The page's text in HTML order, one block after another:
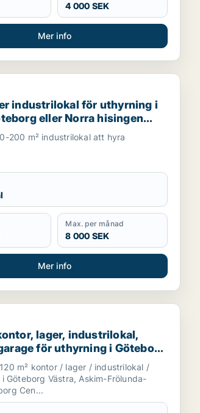
4 000 SEK
Mer info
industrilokal för uthyrning i Lundby,
industrilokal för uthyrning i
eller Norra hisingen
200 m² industrilokal att hyra
Max. per månad
8 000 SEK
Mer info
Högsbo
lager, industrilokal, butik eller
lager, industrilokal,
för uthyrning i Göteborg
Frölunda-Högsbo eller
m.fl.
m² kontor / lager / industrilokal /
Göteborg Västra, Askim-Frölunda-
Cen...